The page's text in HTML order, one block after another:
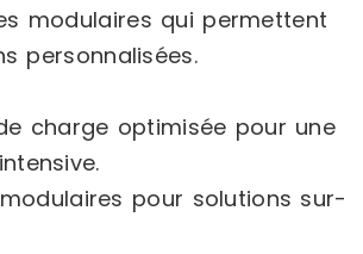
modulaires qui permettent
personnalisées.
charge optimisée pour une
pour solutions sur-